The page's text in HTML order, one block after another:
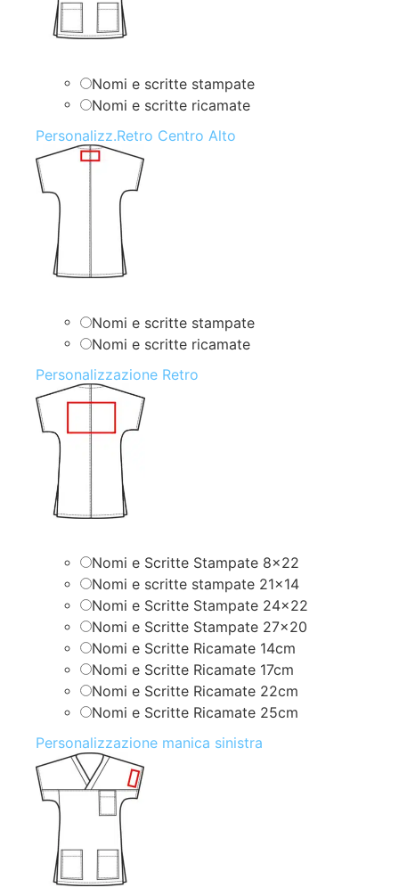
Nomi e scritte stampate
Nomi e scritte ricamate
Personalizz.Retro Centro Alto
Nomi e scritte stampate
Nomi e scritte ricamate
Personalizzazione Retro
Nomi e Scritte Stampate 8×22
Nomi e scritte stampate 21×14
Nomi e Scritte Stampate 24×22
Nomi e Scritte Stampate 27×20
Nomi e Scritte Ricamate 14cm
Nomi e Scritte Ricamate 17cm
Nomi e Scritte Ricamate 22cm
Nomi e Scritte Ricamate 25cm
Personalizzazione manica sinistra